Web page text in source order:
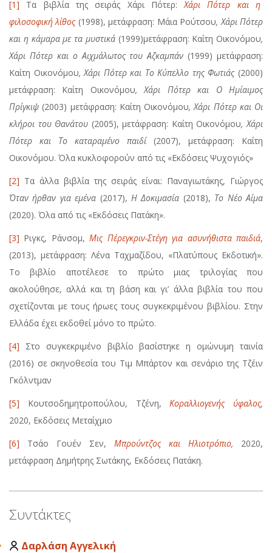
[1] Τα βιβλία της σειράς Χάρι Πότερ:Χάρι Πότερ και η
φιλοσοφική λίθος (1998), μετάφραση: Μάια Ρούτσου, Χάρι Πότερ
και η κάμαρα με τα μυστικά (1999)μετάφραση: Καίτη Οικονόμου,
Χάρι Πότερ και ο Αιχμάλωτος του Αζκαμπάν (1999) μετάφραση:
Καίτη Οικονόμου, Χάρι Πότερ και Το Κύπελλο της Φωτιάς(2000)
μετάφραση: Καίτη Οικονόμου, Χάρι Πότερ και Ο Ημίαιμος
Πρίγκιψ (2003) μετάφραση: Καίτη Οικονόμου, Χάρι Πότερ και Οι
κλήροι του Θανάτου (2005), μετάφραση: Καίτη Οικονόμου, Χάρι
Πότερ και Το καταραμένο παιδί(2007), μετάφραση: Καίτη
Οικονόμου. Όλα κυκλοφορούν από τις «Εκδόσεις Ψυχογιός»
[2] Τα άλλα βιβλία της σειράς είναι: Παναγιωτάκης, Γιώργος
Όταν ήρθαν για εμένα (2017), Η Δοκιμασία (2018), Το Νέο Αίμα
(2020). Όλα από τις «Εκδόσεις Πατάκη».
[3] Ριγκς, Ράνσομ,Μις Πέρεγκριν-Στέγη για ασυνήθιστα παιδιά,
(2013), μετάφραση: Λένα Ταχμαζίδου, «Πλατύπους Εκδοτική».
Το βιβλίο αποτέλεσε το πρώτο μιας τριλογίας που
ακολούθησε, αλλά και τη βάση και γι’ άλλα βιβλία του που
σχετίζονται με τους ήρωες τους συγκεκριμένου βιβλίου. Στην
Ελλάδα έχει εκδοθεί μόνο το πρώτο.
[4] Στο συγκεκριμένο βιβλίο βασίστηκε η ομώνυμη ταινία
(2016) σε σκηνοθεσία του Τιμ Μπάρτον και σενάριο της Τζέιν
Γκόλντμαν
[5] Κουτσοδημητροπούλου, Τζένη,Κοραλλιογενής ύφαλος,
2020, Εκδόσεις Μεταίχμιο
[6] Τσάο Γουέν Σεν, Μπρούντζος και Ηλιοτρόπιο, 2020,
μετάφραση Δημήτρης Σωτάκης, Εκδόσεις Πατάκη.
Συντάκτες
Δαρλάση Αγγελική